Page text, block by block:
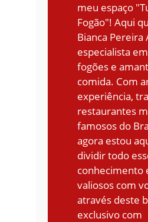
meu espaço
Fogão"! Aqui
Bianca Pereira
especialista
fogões e
comida. Com
experiência,
restaurantes
famosos do
agora estou
dividir todo
conhecimento
valiosos com
através deste
exclusivo com